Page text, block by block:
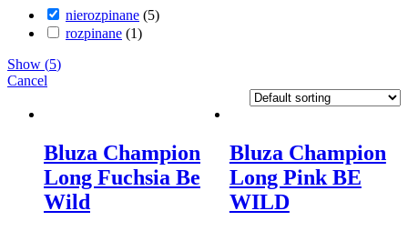
nierozpinane (5)
rozpinane (1)
Show (5)
Cancel
Bluza Champion
Long Fuchsia Be
Wild
Bluza Champion
Long Pink BE
WILD